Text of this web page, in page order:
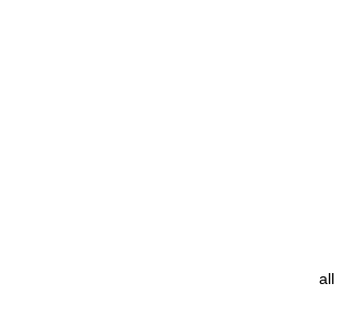
all